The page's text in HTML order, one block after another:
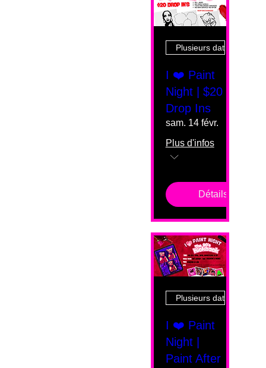
Plusieurs dates
I ❤️ Paint
Night | $20
Drop Ins
sam. 14 févr.
Plus d'infos
Détails
Plusieurs dates
I ❤️ Paint
Night |
Paint After